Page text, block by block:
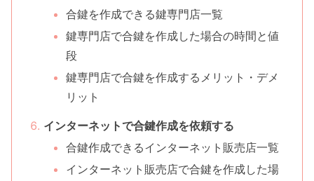
合鍵を作成できる鍵専門店一覧
鍵専門店で合鍵を作成した場合の時間と値
段
鍵専門店で合鍵を作成するメリット・デメ
リット
インターネットで合鍵作成を依頼する
合鍵作成できるインターネット販売店一覧
インターネット販売店で合鍵を作成した場